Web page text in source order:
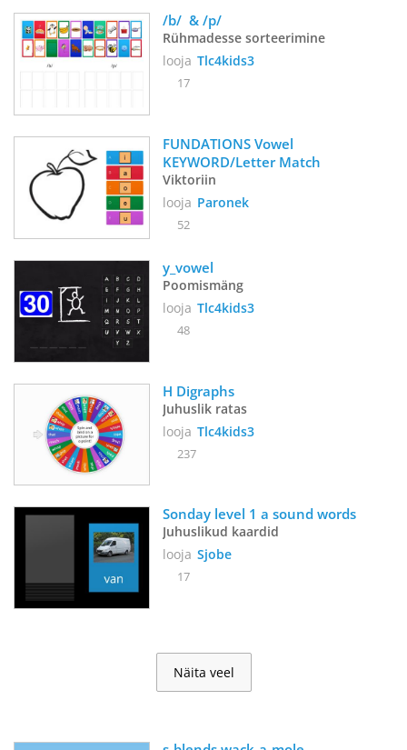
/b/  & /p/
Rühmadesse sorteerimine
looja Tlc4kids3
17
FUNDATIONS Vowel
KEYWORD/Letter Match
Viktoriin
looja Paronek
52
y_vowel
Poomismäng
looja Tlc4kids3
48
Juhuslik ratas
looja Tlc4kids3
237
Sonday level 1 a sound words
Juhuslikud kaardid
looja Sjobe
17
Näita veel